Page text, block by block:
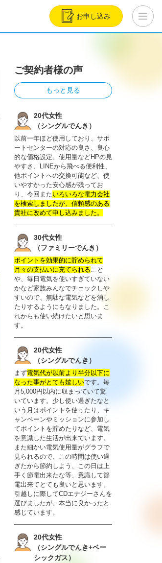
お申し込み
ご契約者様の声
もっと見る
20代女性
（シングルでんき）
以前一年ほど使用しており、サポ
ートセンターの対応の良さ、良心
的な価格設定、使用量などHPの見
やすさ、LINEから飛べる便利性、
他ポイントへの交換可能など、使
いやすかった安心感が残ってお
り、今回またいろいろな電力会社
を検索しましたが、信頼感のある
貴社に改めて申し込みました。
30代女性
（ファミリーでんき）
ポイントを効果的に貯められて
月々の支払いに充てられること
や、毎日電気を使いすぎていない
かなど家族みんなでチェックしや
すいので、無駄な電気などを消し
たりするようにもなりました。こ
れからも使い続けたいと思いま
す。
20代女性
（シングルでんき）
まず電気代が以前より半分以下に
なった事がとても嬉しいです。毎
月5,000円以内に収まっていて驚
いています。少し使い過ぎたなと
いう月はポイントを使ったり、キ
ャンペーンやミッションに参加し
てポイントを貯めたりなど、電気
を意識した生活が出来ています。
また細かい電気使用量がグラフで
見られるので、この時間は使い過
ぎたから節約しよう、この日は上
手く節電出来たな等、意識して節
電出来てとても良いと思います。
引越しに際してCDエナジーさんを
選びましたが、本当に良かったと
感じています。
20代女性
（シングルでんき+ベー
シックガス）